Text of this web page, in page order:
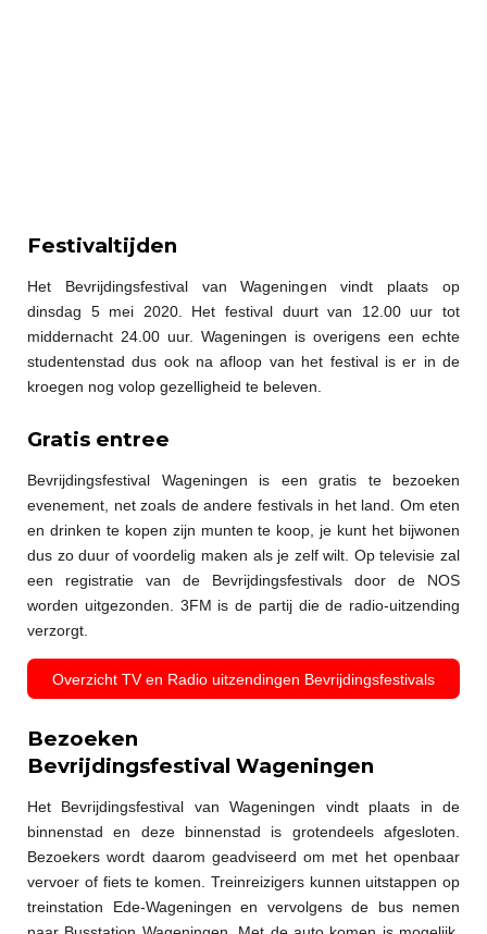
Festivaltijden
Het Bevrijdingsfestival van Wageningen vindt plaats op
dinsdag 5 mei 2020. Het festival duurt van 12.00 uur tot
middernacht 24.00 uur. Wageningen is overigens een echte
studentenstad dus ook na afloop van het festival is er in de
kroegen nog volop gezelligheid te beleven.
Gratis entree
Bevrijdingsfestival Wageningen is een gratis te bezoeken
evenement, net zoals de andere festivals in het land. Om eten
en drinken te kopen zijn munten te koop, je kunt het bijwonen
dus zo duur of voordelig maken als je zelf wilt. Op televisie zal
een registratie van de Bevrijdingsfestivals door de NOS
worden uitgezonden. 3FM is de partij die de radio-uitzending
verzorgt.
Overzicht TV en Radio uitzendingen Bevrijdingsfestivals
Bezoeken
Bevrijdingsfestival Wageningen
Het Bevrijdingsfestival van Wageningen vindt plaats in de
binnenstad en deze binnenstad is grotendeels afgesloten.
Bezoekers wordt daarom geadviseerd om met het openbaar
vervoer of fiets te komen. Treinreizigers kunnen uitstappen op
treinstation Ede-Wageningen en vervolgens de bus nemen